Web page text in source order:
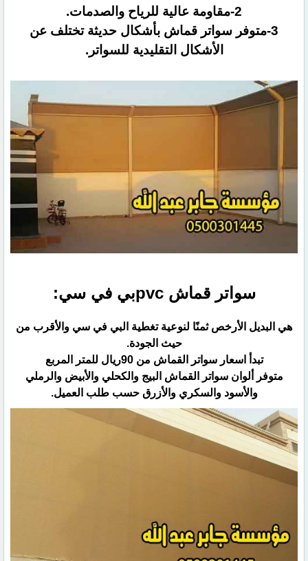
2-مقاومة عالية للرياح والصدمات.
3-متوفر سواتر قماش بأشكال حديثة تختلف عن
الأشكال التقليدية للسواتر.
سواتر قماش pvcبي في سي:
هي البديل الأرخص ثمنًا لنوعية تغطية البي في سي والأقرب من
حيث الجودة.
تبدأ اسعار سواتر القماش من 90ريال للمتر المربع
متوفر ألوان سواتر القماش البيج والكحلي والأبيض والرملي
والأسود والسكري والأزرق حسب طلب العميل.